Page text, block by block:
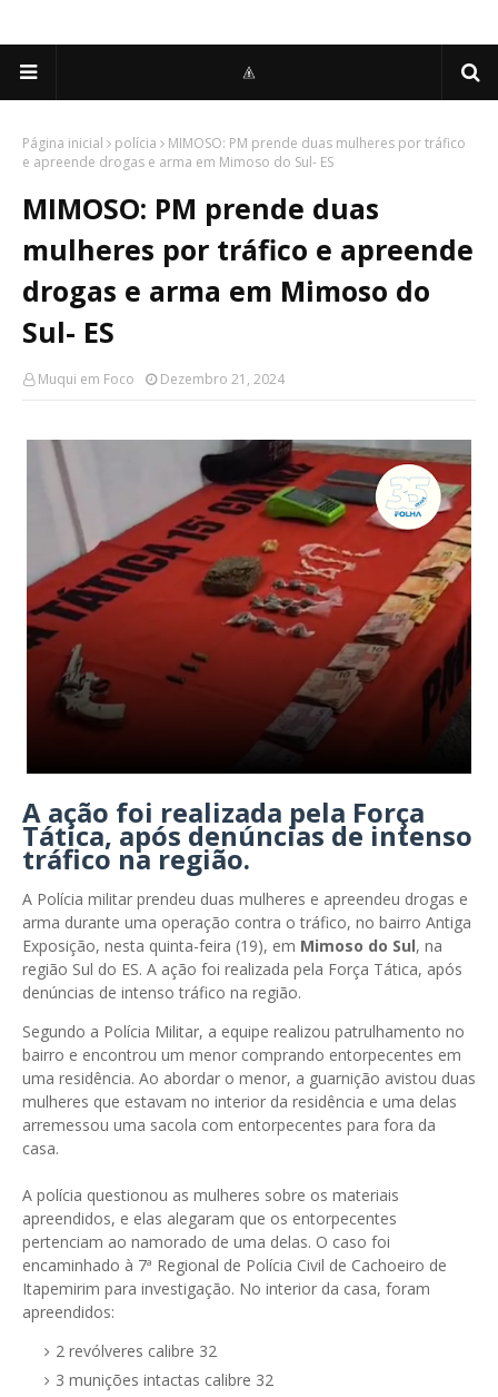
Página inicial polícia
MIMOSO: PM prende duas mulheres por tráfico
e apreende drogas e arma em Mimoso do Sul- ES
MIMOSO: PM prende duas
mulheres por tráfico e apreende
drogas e arma em Mimoso do
Sul- ES
Muqui em Foco Dezembro 21, 2024
A ação foi realizada pela Força
Tática, após denúncias de intenso
tráfico na região.
A Polícia militar prendeu duas mulheres e apreendeu drogas e
arma durante uma operação contra o tráfico, no bairro Antiga
Exposição, nesta quinta-feira (19), em Mimoso do Sul, na
região Sul do ES. A ação foi realizada pela Força Tática, após
denúncias de intenso tráfico na região.
Segundo a Polícia Militar, a equipe realizou patrulhamento no
bairro e encontrou um menor comprando entorpecentes em
uma residência. Ao abordar o menor, a guarnição avistou duas
mulheres que estavam no interior da residência e uma delas
arremessou uma sacola com entorpecentes para fora da
casa.
A polícia questionou as mulheres sobre os materiais
apreendidos, e elas alegaram que os entorpecentes
pertenciam ao namorado de uma delas. O caso foi
encaminhado à 7ª Regional de Polícia Civil de Cachoeiro de
Itapemirim para investigação. No interior da casa, foram
apreendidos:
2 revólveres calibre 32
3 munições intactas calibre 32